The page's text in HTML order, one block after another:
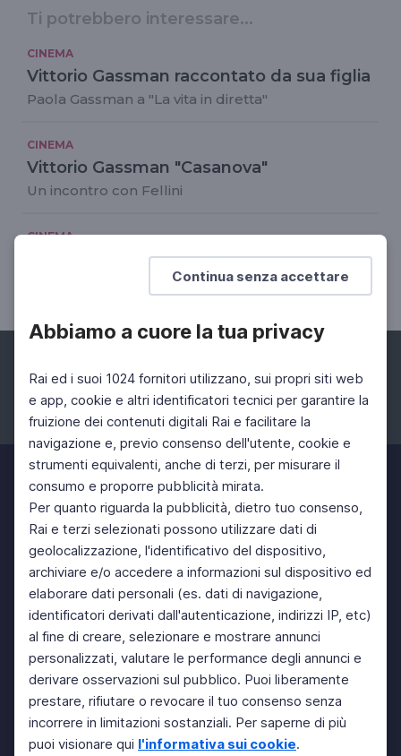
Continua senza accettare
Abbiamo a cuore la tua privacy
Rai ed i suoi 1024 fornitori utilizzano, sui propri siti web
e app, cookie e altri identificatori tecnici per garantire la
fruizione dei contenuti digitali Rai e facilitare la
navigazione e, previo consenso dell'utente, cookie e
strumenti equivalenti, anche di terzi, per misurare il
consumo e proporre pubblicità mirata.
Per quanto riguarda la pubblicità, dietro tuo consenso,
Rai e terzi selezionati possono utilizzare dati di
geolocalizzazione, l'identificativo del dispositivo,
archiviare e/o accedere a informazioni sul dispositivo ed
elaborare dati personali (es. dati di navigazione,
identificatori derivati dall'autenticazione, indirizzi IP, etc)
al fine di creare, selezionare e mostrare annunci
personalizzati, valutare le performance degli annunci e
derivare osservazioni sul pubblico. Puoi liberamente
prestare, rifiutare o revocare il tuo consenso senza
incorrere in limitazioni sostanziali. Per saperne di più
puoi visionare qui l'informativa sui cookie.
Ti potrebbero interessare...
CINEMA
Vittorio Gassman raccontato da sua figlia
Paola Gassman a "La vita in diretta"
CINEMA
Vittorio Gassman "Casanova"
Un incontro con Fellini
CINEMA
Nasce Vittorio Gassman
Genova, 1° settembre 1922
Facebook Instagram Twitter